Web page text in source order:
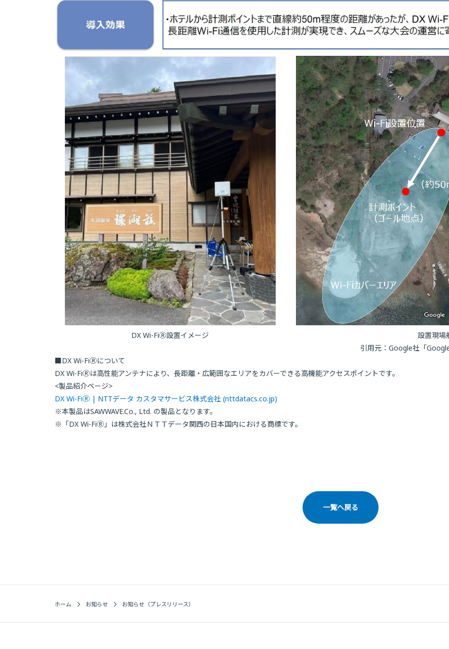
DX Wi-FiⓇ設置イメージ
設置現場
引用元：Google社「
■DX Wi-FiⓇについて
DX Wi-FiⓇは高性能アンテナにより、長距離・広範囲なエリアをカバーできる高機能アクセスポイントです。
<製品紹介ページ>
DX Wi-FiⓇ| NTTデータ カスタマサービス株式会社 (nttdatacs.co.jp)
※本製品はSAWWAVE.Co., Ltd. の製品となります。
※「DX Wi-FiⓇ」は株式会社ＮＴＴデータ関西の日本国内における商標です。
一覧へ戻る
ホーム お知らせ お知らせ（プレスリリース）